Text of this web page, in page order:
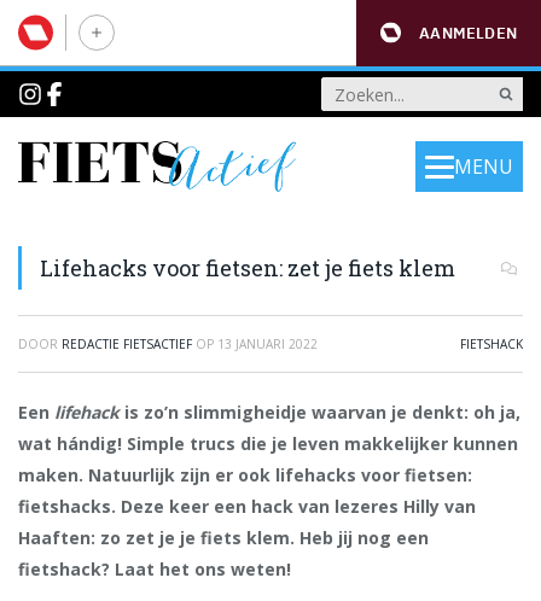
AANMELDEN
MENU
Lifehacks voor fietsen: zet je fiets klem
DOOR REDACTIE FIETSACTIEF OP 13 JANUARI 2022 FIETSHACK
Een lifehackis zo’n slimmigheidje waarvan je denkt: oh ja,
wat hándig! Simple trucs die je leven makkelijker kunnen
maken. Natuurlijk zijn er ook lifehacks voor fietsen:
fietshacks. Deze keer een hack van lezeres Hilly van
Haaften: zo zet je je fiets klem. Heb jij nog een
fietshack? Laat het ons weten!